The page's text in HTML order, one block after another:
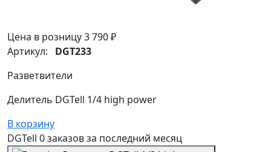
Цена в розницу3 790 ₽
Артикул: DGT233
Разветвители
Делитель DGTell 1/4 high power
В корзину
DGTell 0 заказовза последний месяц